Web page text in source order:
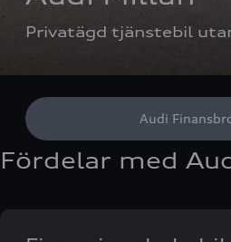
Privatägd tjänstebil
Audi
Fördelar med